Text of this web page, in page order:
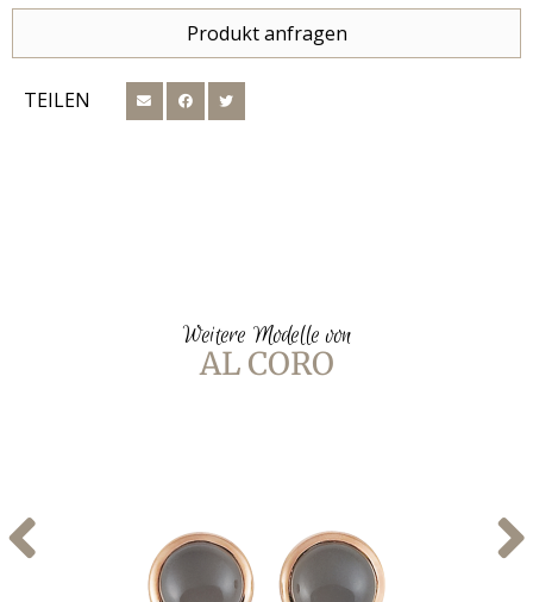
Produkt anfragen
TEILEN
Weitere Modelle von
AL CORO